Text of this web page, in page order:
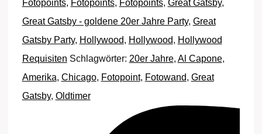
Fotopoints, Fotopoints, Fotopoints, Great Gatsby,
Great Gatsby - goldene 20er Jahre Party, Great
Gatsby Party, Hollywood, Hollywood, Hollywood
Requisiten Schlagwörter: 20er Jahre, Al Capone,
Amerika, Chicago, Fotopoint, Fotowand, Great
Gatsby, Oldtimer